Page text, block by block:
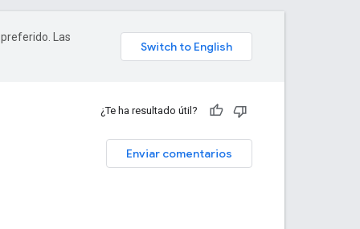
Las
¿Te ha resultado útil?
Enviar comentarios